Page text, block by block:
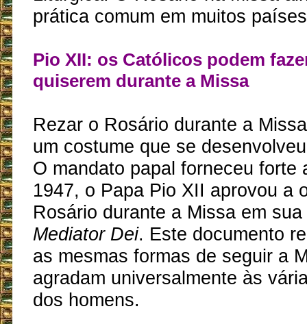
prática comum em muitos
Pio XII: os Católicos podem
quiserem durante a Missa
Rezar o Rosário durante a
um costume que se
O mandato papal forneceu forte
1947, o Papa Pio XII aprovou a
Rosário durante a Missa em
Mediator Dei. Este documento
as mesmas formas de seguir a
agradam universalmente às
dos homens.